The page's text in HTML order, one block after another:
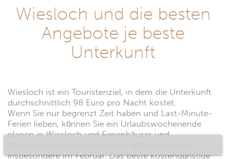
Wiesloch und die besten
Angebote je beste
Unterkunft
Wiesloch ist ein Touristenziel, in dem die Unterkunft
durchschnittlich 98 Euro pro Nacht kostet.
Wenn Sie nur begrenzt Zeit haben und Last-Minute-
Ferien lieben, können Sie ein Urlaubswochenende
planen in Wiesloch und Ferienhäuser und
insbesondere im Februar. Das beste kostengünstige